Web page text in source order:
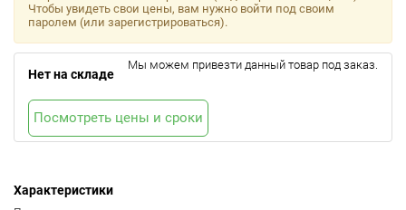
Характеристики
Чтобы увидеть свои цены, вам нужно войти под своим
паролем (или зарегистрироваться).
Нет на складе
Мы можем привезти данный товар под заказ.
Посмотреть цены и сроки